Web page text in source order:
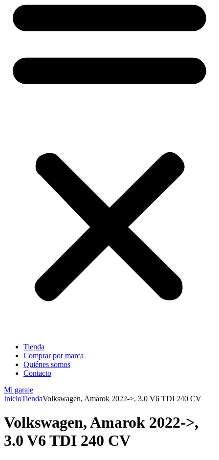
Tienda
Comprar por marca
Quiénes somos
Contacto
Mi garaje
InicioTiendaVolkswagen, Amarok 2022->, 3.0 V6 TDI 240 CV
Volkswagen, Amarok 2022->,
3.0 V6 TDI 240 CV